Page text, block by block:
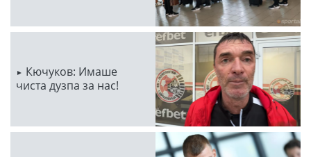
Кючуков: Имаше
чиста дузпа за нас!